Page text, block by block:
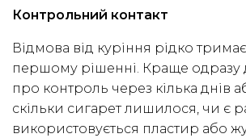
Контрольний контакт
Відмова від куріння рідко
першому рішенні. Краще одразу
про контроль через кілька днів
скільки сигарет лишилося, чи є
використовується пластир або